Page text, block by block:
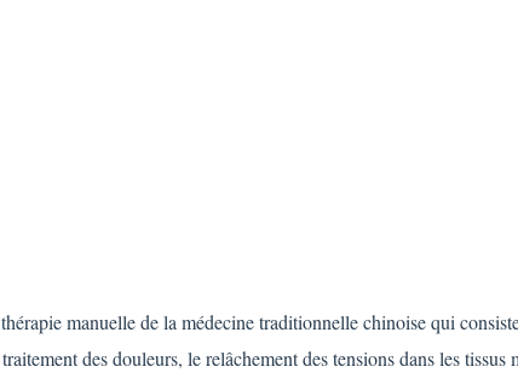
manuelle de la médecine traditionnelle chinoise qui
des douleurs, le relâchement des tensions dans les